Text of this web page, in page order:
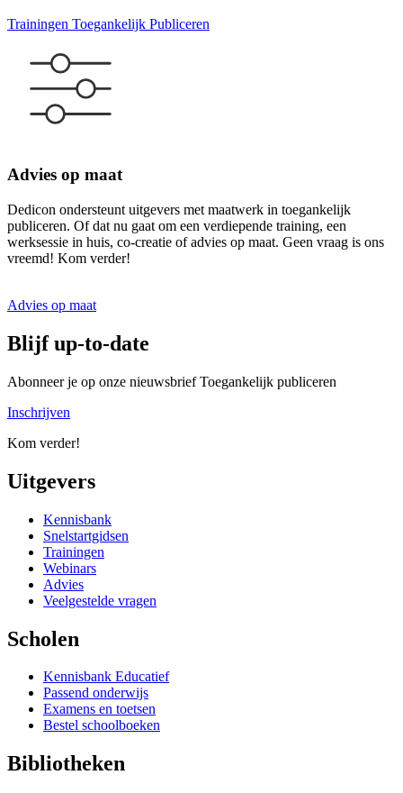
Trainingen Toegankelijk Publiceren
Advies op maat
Dedicon ondersteunt uitgevers met maatwerk in toegankelijk
publiceren. Of dat nu gaat om een verdiepende training, een
werksessie in huis, co-creatie of advies op maat. Geen vraag is ons
vreemd! Kom verder!
Advies op maat
Blijf up-to-date
Abonneer je op onze nieuwsbrief Toegankelijk publiceren
Inschrijven
Kom verder!
Uitgevers
Kennisbank
Snelstartgidsen
Trainingen
Webinars
Advies
Veelgestelde vragen
Scholen
Kennisbank Educatief
Passend onderwijs
Examens en toetsen
Bestel schoolboeken
Bibliotheken